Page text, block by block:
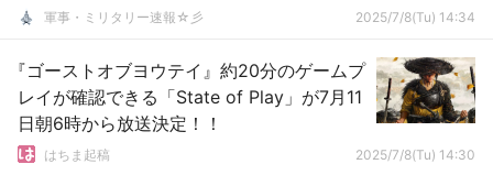
軍事・ミリタリー速報☆彡 2025/7/8(Tu) 14:34
『ゴーストオブヨウテイ』約20分のゲームプ
レイが確認できる「State of Play」が7月11
日朝6時から放送決定！！
はちま起稿 2025/7/8(Tu) 14:30